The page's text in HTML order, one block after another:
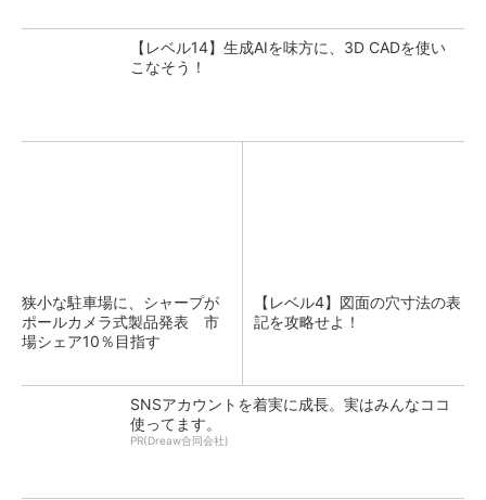
【レベル14】生成AIを味方に、3D CADを使い
こなそう！
狭小な駐車場に、シャープが
ポールカメラ式製品発表 市
場シェア10％目指す
【レベル4】図面の穴寸法の表
記を攻略せよ！
SNSアカウントを着実に成長。実はみんなココ
使ってます。
PR(Dreaw合同会社)